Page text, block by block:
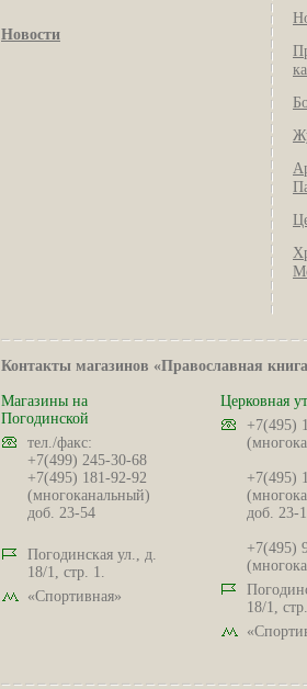
Новости
Контакты магазинов «Православная
Магазины на
Погодинской
тел./факс:
+7(499) 245-30-68
+7(495) 181-92-92
(многоканальный)
доб. 23-54
Погодинская ул., д.
18/1, стр. 1.
«Спортивная»
Церковная
+7(495)
+7(495)
доб. 23-
+7(495)
18/1, стр.